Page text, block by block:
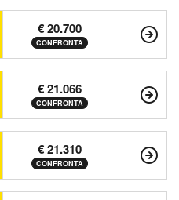
€ 20.700
CONFRONTA
€ 21.066
CONFRONTA
€ 21.310
CONFRONTA